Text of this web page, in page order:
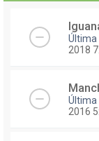
Última
2018
Última
2016